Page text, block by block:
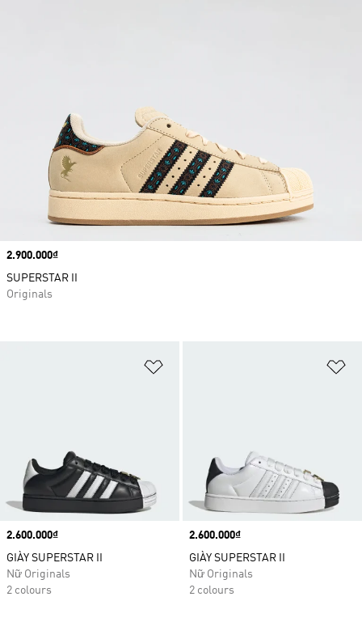
Price
2.600.000₫
GIÀY SUPERSTAR II
Nữ Originals
2 colours
Price
2.600.000₫
GIÀY SUPERSTAR II
Nữ Originals
2 colours
Price
2.900.000₫
SUPERSTAR II
Originals